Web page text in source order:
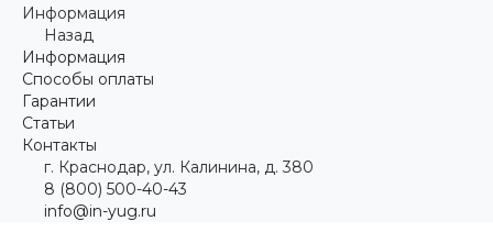
Информация
Назад
Информация
Способы оплаты
Гарантии
Статьи
Контакты
г. Краснодар, ул. Калинина, д. 380
8 (800) 500-40-43
info@in-yug.ru